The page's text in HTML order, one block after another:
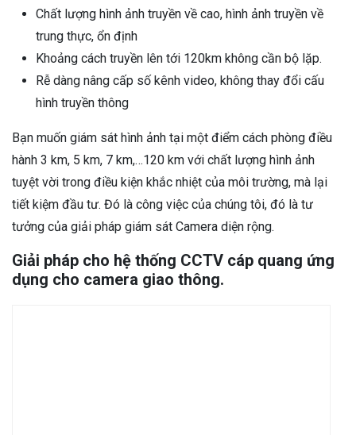
Chất lượng hình ảnh truyền về cao, hình ảnh truyền về
trung thực, ổn định
Khoảng cách truyền lên tới 120km không cần bộ lặp.
Rễ dàng nâng cấp số kênh video, không thay đổi cấu
hình truyền thông
Bạn muốn giám sát hình ảnh tại một điểm cách phòng điều
hành 3 km, 5 km, 7 km,…120 km với chất lượng hình ảnh
tuyệt vời trong điều kiện khắc nhiệt của môi trường, mà lại
tiết kiệm đầu tư. Đó là công việc của chúng tôi, đó là tư
tưởng của giải pháp giám sát Camera diện rộng.
Giải pháp cho hệ thống CCTV cáp quang ứng
dụng cho camera giao thông.